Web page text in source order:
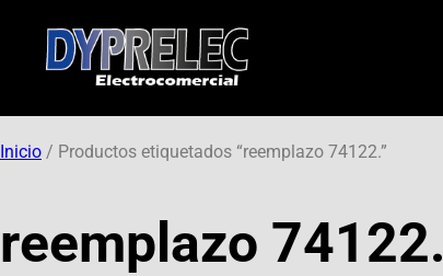
Inicio / Productos etiquetados “reemplazo 74122.”
reemplazo 74122.